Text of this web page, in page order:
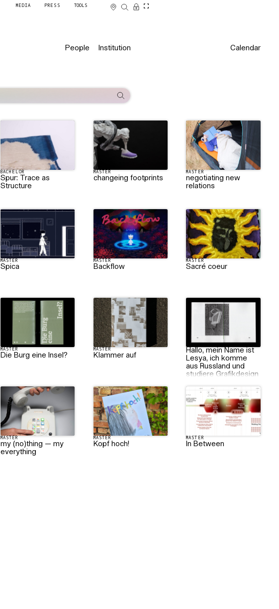
MEDIA PRESS TOOLS
People Institution Calendar
BACHELOR
Spur: Trace as
Structure
MASTER
changeing footprints
MASTER
negotiating new
relations
MASTER
Spica
MASTER
Backflow
MASTER
Sacré coeur
MASTER
Die Burg eine Insel?
MASTER
Klammer auf
MASTER
Hallo, mein Name ist
Lesya, ich komme
aus Russland und
studiere Grafikdesign
MASTER
my (no)thing — my
everything
MASTER
Kopf hoch!
MASTER
In Between